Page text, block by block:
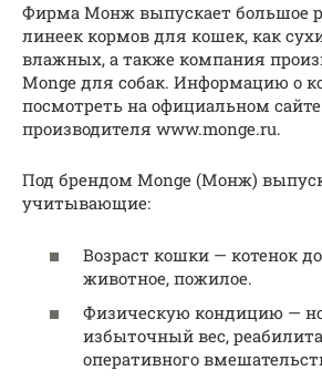
Фирма Монж выпускает большое
линеек кормов для кошек, как
влажных, а также компания
Monge для собак. Информацию о
посмотреть на официальном сайте
производителя www.monge.ru.
Под брендом Monge (Монж)
учитывающие:
Возраст кошки — котенок до
животное, пожилое.
Физическую кондицию —
избыточный вес,
оперативного